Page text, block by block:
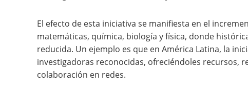
El efecto de esta iniciativa se manifiesta en el
matemáticas, química, biología y física, donde
reducida. Un ejemplo es que en América Latina, la
investigadoras reconocidas, ofreciéndoles recursos,
colaboración en redes.